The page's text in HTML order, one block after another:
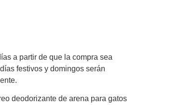
a partir de que la compra sea
festivos y domingos serán
deodorizante de arena para gatos